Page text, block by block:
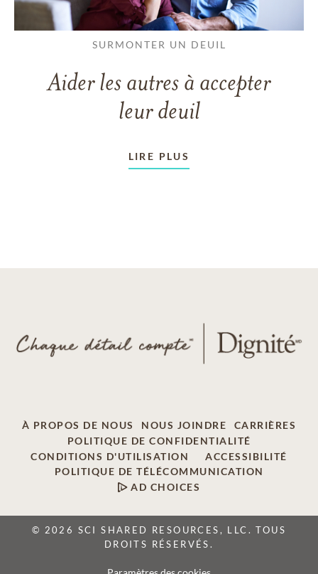
SURMONTER UN DEUIL
Aider les autres à accepter
leur deuil
LIRE PLUS
À PROPOS DE NOUS NOUS JOINDRE
CARRIÈRES
POLITIQUE DE CONFIDENTIALITÉ
CONDITIONS D'UTILISATION
ACCESSIBILITÉ
POLITIQUE DE TÉLÉCOMMUNICATION
AD CHOICES
© 2026 SCI SHARED RESOURCES, LLC. TOUS
DROITS RÉSERVÉS.